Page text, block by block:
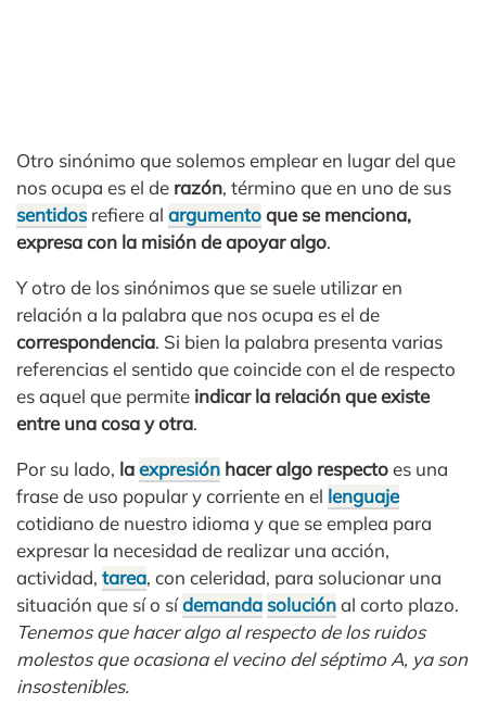
Otro sinónimo que solemos emplear en lugar del que
nos ocupa es el de razón, término que en uno de sus
sentidosrefiere al argumentoque se menciona,
expresa con la misión de apoyar algo.
Y otro de los sinónimos que se suele utilizar en
relación a la palabra que nos ocupa es el de
correspondencia. Si bien la palabra presenta varias
referencias el sentido que coincide con el de respecto
es aquel que permite indicar la relación que existe
entre una cosa y otra.
Por su lado, laexpresión hacer algo respectoes una
frase de uso popular y corriente en el lenguaje
cotidiano de nuestro idioma y que se emplea para
expresar la necesidad de realizar una acción,
actividad, tarea, con celeridad, para solucionar una
situación que sí o sídemanda soluciónal corto plazo.
Tenemos que hacer algo al respecto de los ruidos
molestos que ocasiona el vecino del séptimo A, ya son
insostenibles.